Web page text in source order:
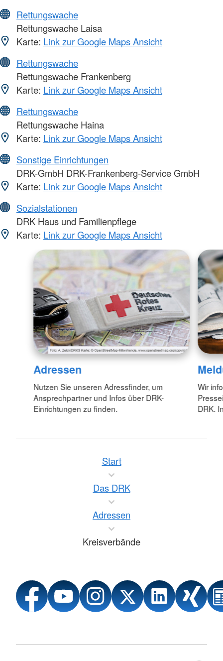
Rettungswache
Rettungswache Laisa
Karte: Link zur Google Maps Ansicht
Rettungswache
Rettungswache Frankenberg
Karte: Link zur Google Maps Ansicht
Rettungswache
Rettungswache Haina
Karte: Link zur Google Maps Ansicht
Sonstige Einrichtungen
DRK-GmbH DRK-Frankenberg-Service GmbH
Karte: Link zur Google Maps Ansicht
Sozialstationen
DRK Haus und Familienpflege
Karte: Link zur Google Maps Ansicht
Adressen
Nutzen Sie unseren Adressfinder, um
Ansprechpartner und Infos über DRK-
Einrichtungen zu finden.
Wir
DRK.
Start
Das DRK
Adressen
Kreisverbände